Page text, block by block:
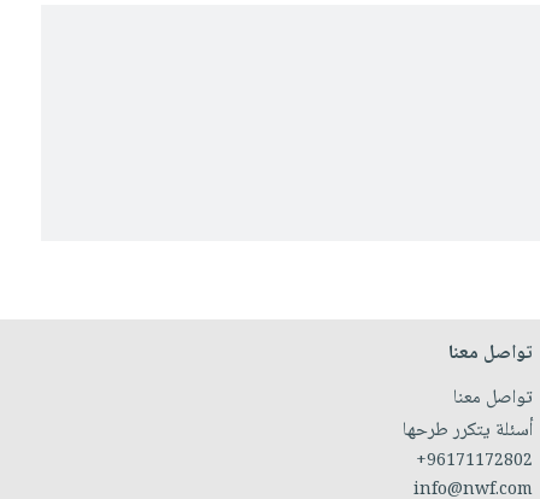
تواصل معنا
تواصل معنا
أسئلة يتكرر طرحها
+96171172802
info@nwf.com